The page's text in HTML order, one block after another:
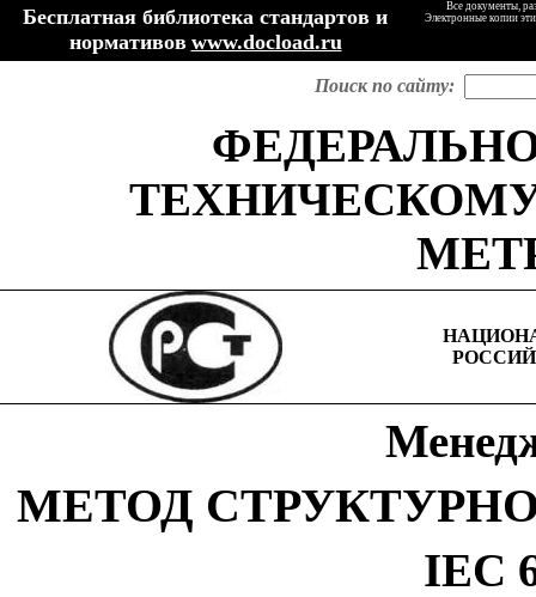
Бесплатная библиотека стандартов и
нормативов www.docload.ru
Все документы,
Электронные копии
Поиск по сайту:
МЕТОД
IEC